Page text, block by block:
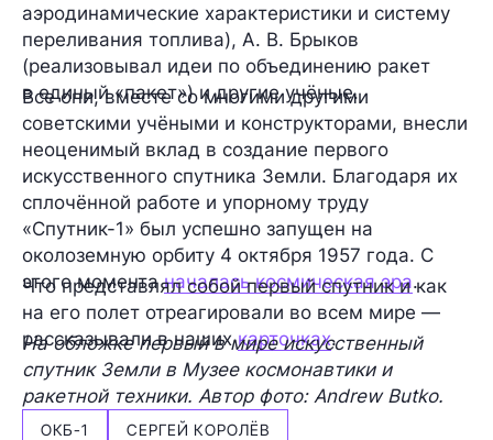
аэродинамические характеристики и систему
переливания топлива), А. В. Брыков
(реализовывал идеи по объединению ракет
в единый «пакет») и другие учёные.
Все они, вместе со многими другими
советскими учёными и конструкторами, внесли
неоценимый вклад в создание первого
искусственного спутника Земли. Благодаря их
сплочённой работе и упорному труду
«Спутник-1» был успешно запущен на
околоземную орбиту 4 октября 1957 года. С
этого моментаначалась космическая эра.
Что представлял собой первый спутник и как
на его полет отреагировали во всем мире —
рассказывали в нашихкарточках.
На обложке первый в мире искусственный
спутник Земли в Музее космонавтики и
ракетной техники. Автор фото: Andrew Butko.
ОКБ-1 СЕРГЕЙ КОРОЛЁВ